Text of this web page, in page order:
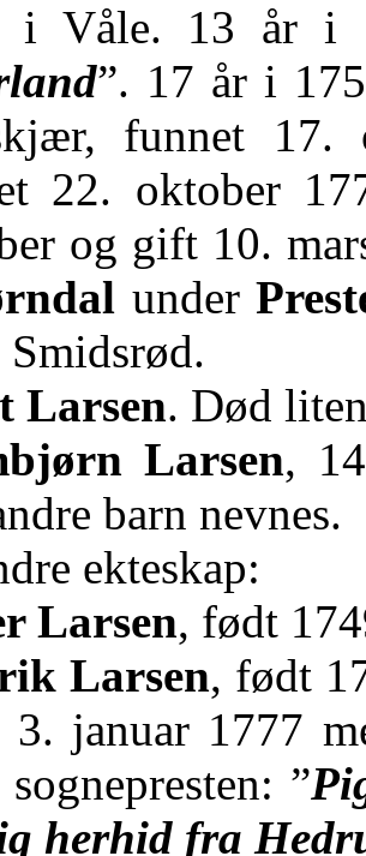
i Våle. 13 år i
”. 17 år i
funnet
22. oktober
og gift 10.
under
Larsen. Død
Larsen,
barn nevnes.
ekteskap:
Larsen, født
Larsen, født
januar 1777
: ”
herhid fra